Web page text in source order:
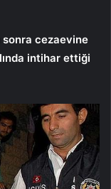
cezaevine
intihar ettiği